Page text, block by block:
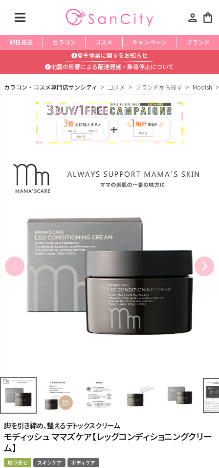
person shopping_bag
即日発送 カラコン コスメ キャンペーン
ブランド
夏季休業に関するお知らせ
地震の影響による配達遅延・集荷停止について
カラコン・コスメ専門店サンシティ コスメ ブランドから探す Modish
脚を引き締め、整えるデトックスクリーム
モディッシュ ママズケア【レッグコンディショニングクリー
ム】
取り寄せ スキンケア ボディケア